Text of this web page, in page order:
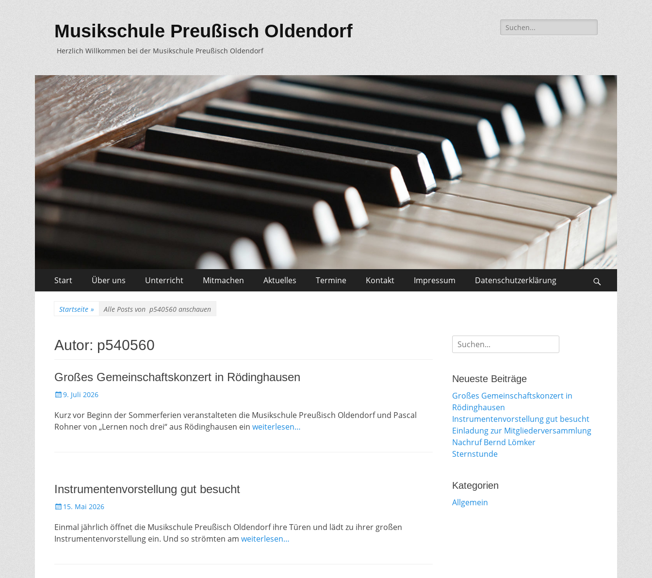
Musikschule Preußisch Oldendorf
Herzlich Willkommen bei der Musikschule Preußisch Oldendorf
Suche
für:
Erstes
Menü
Inhalt:
Start Über uns Unterricht Mitmachen Aktuelles Termine Kontakt Impressum Datenschutzerklärung
Startseite » Alle Posts von p540560 anschauen
Autor: p540560
Großes Gemeinschaftskonzert in Rödinghausen
Gepostet
9. Juli 2026
Kurz vor Beginn der Sommerferien veranstalteten die Musikschule Preußisch Oldendorf und Pascal
Rohner von „Lernen noch drei“ aus Rödinghausen ein weiterlesen…
Instrumentenvorstellung gut besucht
Gepostet
15. Mai 2026
Einmal jährlich öffnet die Musikschule Preußisch Oldendorf ihre Türen und lädt zu ihrer großen
Instrumentenvorstellung ein. Und so strömten am weiterlesen…
Suche
für:
Neueste Beiträge
Großes Gemeinschaftskonzert in
Rödinghausen
Instrumentenvorstellung gut besucht
Einladung zur Mitgliederversammlung
Nachruf Bernd Lömker
Sternstunde
Kategorien
Allgemein